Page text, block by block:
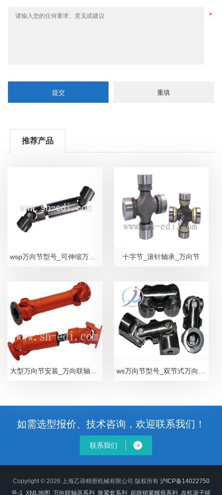
推荐产品
十字节_滚针轴承_万向节
如需选型报价、技术咨询，欢迎联系我们！
联系我们
Copyright © 2026 上海乙谛精密机械有限公司 版权所有 沪ICP备14022750
号-1
XML地图 万向联轴器系列 胀紧套系列 超级锁紧螺母系列 农机滚子链